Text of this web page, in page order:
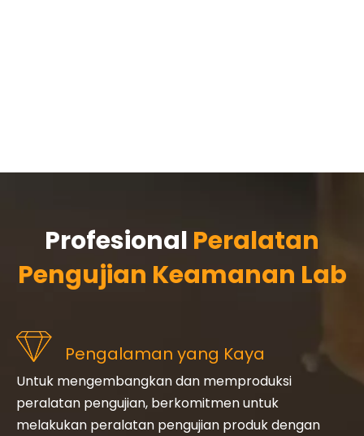
Profesional Peralatan
Pengujian Keamanan Lab
Pengalaman yang Kaya
Untuk mengembangkan dan memproduksi
peralatan pengujian, berkomitmen untuk
melakukan peralatan pengujian produk dengan